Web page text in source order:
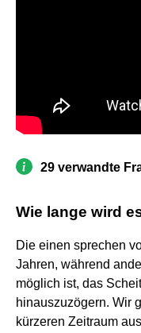
29 verwandte
Wie lange wird
Die einen sprechen
Jahren, während
möglich ist, das
hinauszuzögern. Wir
kürzeren Zeitraum